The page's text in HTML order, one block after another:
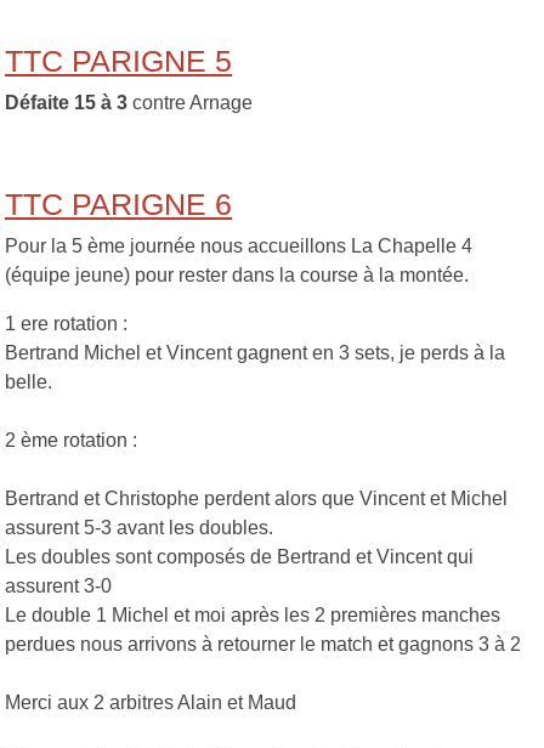
TTC PARIGNE 5
Défaite 15 à 3 contre Arnage
TTC PARIGNE 6
Pour la 5 ème journée nous accueillons La Chapelle 4
(équipe jeune) pour rester dans la course à la montée.
1 ere rotation :
Bertrand Michel et Vincent gagnent en 3 sets, je perds à la
belle.
2 ème rotation :
Bertrand et Christophe perdent alors que Vincent et Michel
assurent 5-3 avant les doubles.
Les doubles sont composés de Bertrand et Vincent qui
assurent 3-0
Le double 1 Michel et moi après les 2 premières manches
perdues nous arrivons à retourner le match et gagnons 3 à 2
Merci aux 2 arbitres Alain et Maud